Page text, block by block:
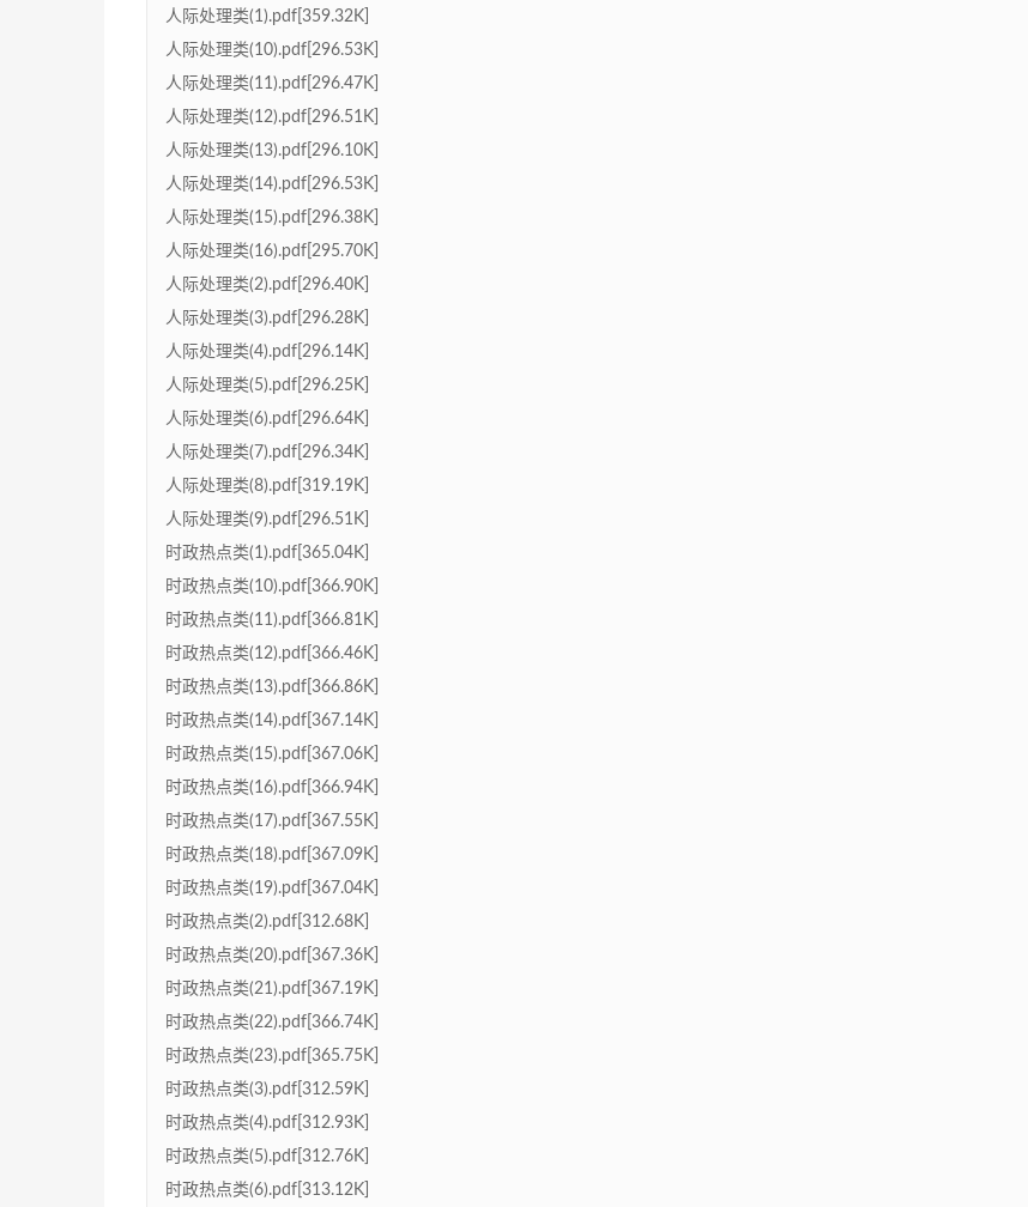
人际处理类(1).pdf[359.32K]
人际处理类(10).pdf[296.53K]
人际处理类(11).pdf[296.47K]
人际处理类(12).pdf[296.51K]
人际处理类(13).pdf[296.10K]
人际处理类(14).pdf[296.53K]
人际处理类(15).pdf[296.38K]
人际处理类(16).pdf[295.70K]
人际处理类(2).pdf[296.40K]
人际处理类(3).pdf[296.28K]
人际处理类(4).pdf[296.14K]
人际处理类(5).pdf[296.25K]
人际处理类(6).pdf[296.64K]
人际处理类(7).pdf[296.34K]
人际处理类(8).pdf[319.19K]
人际处理类(9).pdf[296.51K]
时政热点类(1).pdf[365.04K]
时政热点类(10).pdf[366.90K]
时政热点类(11).pdf[366.81K]
时政热点类(12).pdf[366.46K]
时政热点类(13).pdf[366.86K]
时政热点类(14).pdf[367.14K]
时政热点类(15).pdf[367.06K]
时政热点类(16).pdf[366.94K]
时政热点类(17).pdf[367.55K]
时政热点类(18).pdf[367.09K]
时政热点类(19).pdf[367.04K]
时政热点类(2).pdf[312.68K]
时政热点类(20).pdf[367.36K]
时政热点类(21).pdf[367.19K]
时政热点类(22).pdf[366.74K]
时政热点类(23).pdf[365.75K]
时政热点类(3).pdf[312.59K]
时政热点类(4).pdf[312.93K]
时政热点类(5).pdf[312.76K]
时政热点类(6).pdf[313.12K]